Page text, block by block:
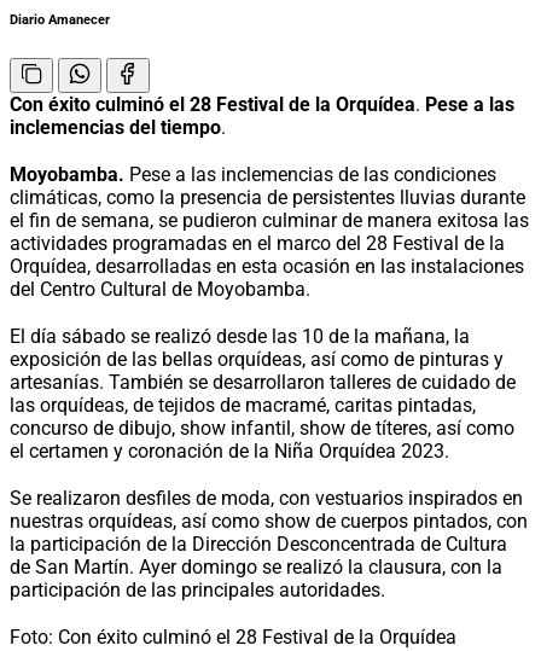
Diario Amanecer
Con éxito culminó el 28 Festival de la Orquídea. Pese a las
inclemencias del tiempo.
Moyobamba. Pese a las inclemencias de las condiciones
climáticas, como la presencia de persistentes lluvias durante
el fin de semana, se pudieron culminar de manera exitosa las
actividades programadas en el marco del 28 Festival de la
Orquídea, desarrolladas en esta ocasión en las instalaciones
del Centro Cultural de Moyobamba.
El día sábado se realizó desde las 10 de la mañana, la
exposición de las bellas orquídeas, así como de pinturas y
artesanías. También se desarrollaron talleres de cuidado de
las orquídeas, de tejidos de macramé, caritas pintadas,
concurso de dibujo, show infantil, show de títeres, así como
el certamen y coronación de la Niña Orquídea 2023.
Se realizaron desfiles de moda, con vestuarios inspirados en
nuestras orquídeas, así como show de cuerpos pintados, con
la participación de la Dirección Desconcentrada de Cultura
de San Martín. Ayer domingo se realizó la clausura, con la
participación de las principales autoridades.
Foto: Con éxito culminó el 28 Festival de la Orquídea